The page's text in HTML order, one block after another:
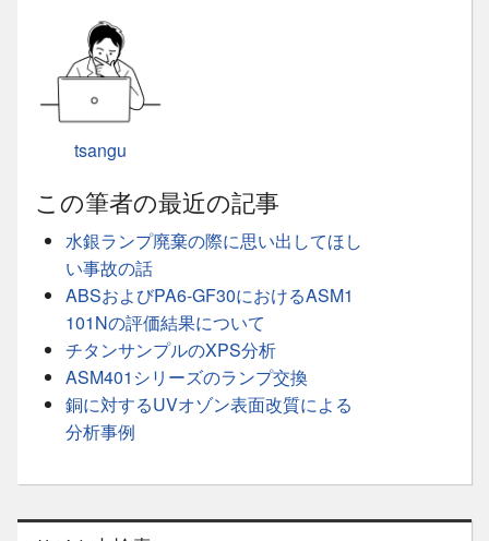
tsangu
この筆者の最近の記事
水銀ランプ廃棄の際に思い出してほし
い事故の話
ABSおよびPA6-GF30におけるASM1
101Nの評価結果について
チタンサンプルのXPS分析
ASM401シリーズのランプ交換
銅に対するUVオゾン表面改質による
分析事例